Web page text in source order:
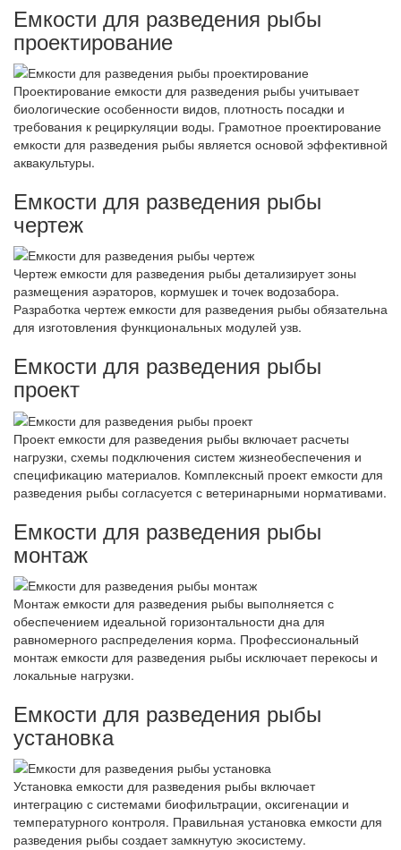
Емкости для разведения рыбы
проектирование
Проектирование емкости для разведения рыбы учитывает
биологические особенности видов, плотность посадки и
требования к рециркуляции воды. Грамотное проектирование
емкости для разведения рыбы является основой эффективной
аквакультуры.
Емкости для разведения рыбы
чертеж
Чертеж емкости для разведения рыбы детализирует зоны
размещения аэраторов, кормушек и точек водозабора.
Разработка чертеж емкости для разведения рыбы обязательна
для изготовления функциональных модулей узв.
Емкости для разведения рыбы
проект
Проект емкости для разведения рыбы включает расчеты
нагрузки, схемы подключения систем жизнеобеспечения и
спецификацию материалов. Комплексный проект емкости для
разведения рыбы согласуется с ветеринарными нормативами.
Емкости для разведения рыбы
монтаж
Монтаж емкости для разведения рыбы выполняется с
обеспечением идеальной горизонтальности дна для
равномерного распределения корма. Профессиональный
монтаж емкости для разведения рыбы исключает перекосы и
локальные нагрузки.
Емкости для разведения рыбы
установка
Установка емкости для разведения рыбы включает
интеграцию с системами биофильтрации, оксигенации и
температурного контроля. Правильная установка емкости для
разведения рыбы создает замкнутую экосистему.